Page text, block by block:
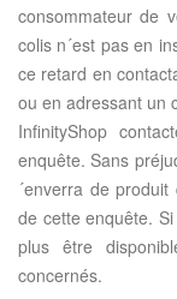
consommateur de
colis n´est pas en
ce retard en
ou en adressant un
InfinityShop
enquête. Sans
´enverra de
de cette enquête.
plus être
concernés.